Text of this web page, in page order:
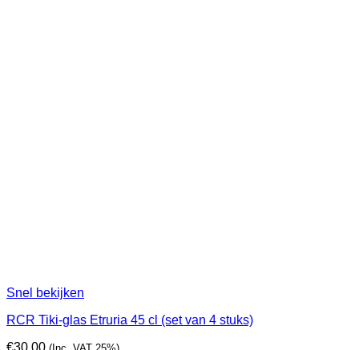
Snel bekijken
RCR Tiki-glas Etruria 45 cl (set van 4 stuks)
€30,00